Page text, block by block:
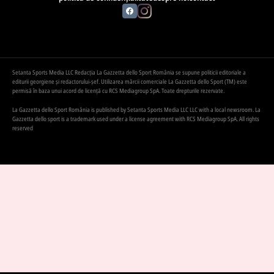
Setanta Sports Media LLC Redacția La Gazzetta dello Sport România se supune politicii editoriale a
editurii georgiene și redactorului-șef. Utilizarea mărcii comerciale La Gazzetta dello Sport (TM) este
permisă în baza unui acord de licență cu RCS Mediagroup SpA. Toate drepturile rezervate.
La Gazzetta dello Sport România is published by Setanta Sports Media LLC LLC with a local newsroom. La
Gazzetta dello sport is a trademark used under a license agreement with RCS Mediagroup SpA. All rights
reserved